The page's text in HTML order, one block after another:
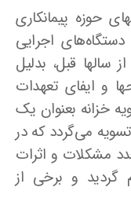
حوزه پیمانکاری
اجرایی
سالها قبل، بدلیل
و ایفای تعهدات
خزانه بعنوان یک
می‌گردد که در
مشکلات و اثرات
گردید و برخی از